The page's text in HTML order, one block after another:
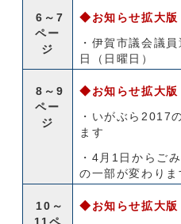
6～7
ペー
ジ
◆お知らせ拡大版
・伊賀市議会議
日（日曜日）
8～9
ペー
ジ
◆お知らせ拡大版
・いがぶら2017
ます
・4月1日からご
の一部が変わりま
10～
◆お知らせ拡大版